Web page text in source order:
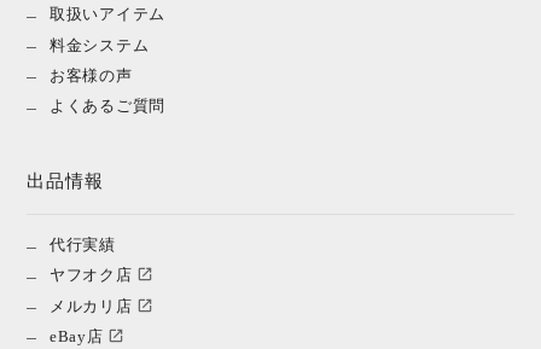
取扱いアイテム
料金システム
お客様の声
よくあるご質問
出品情報
代行実績
ヤフオク店
メルカリ店
eBay店